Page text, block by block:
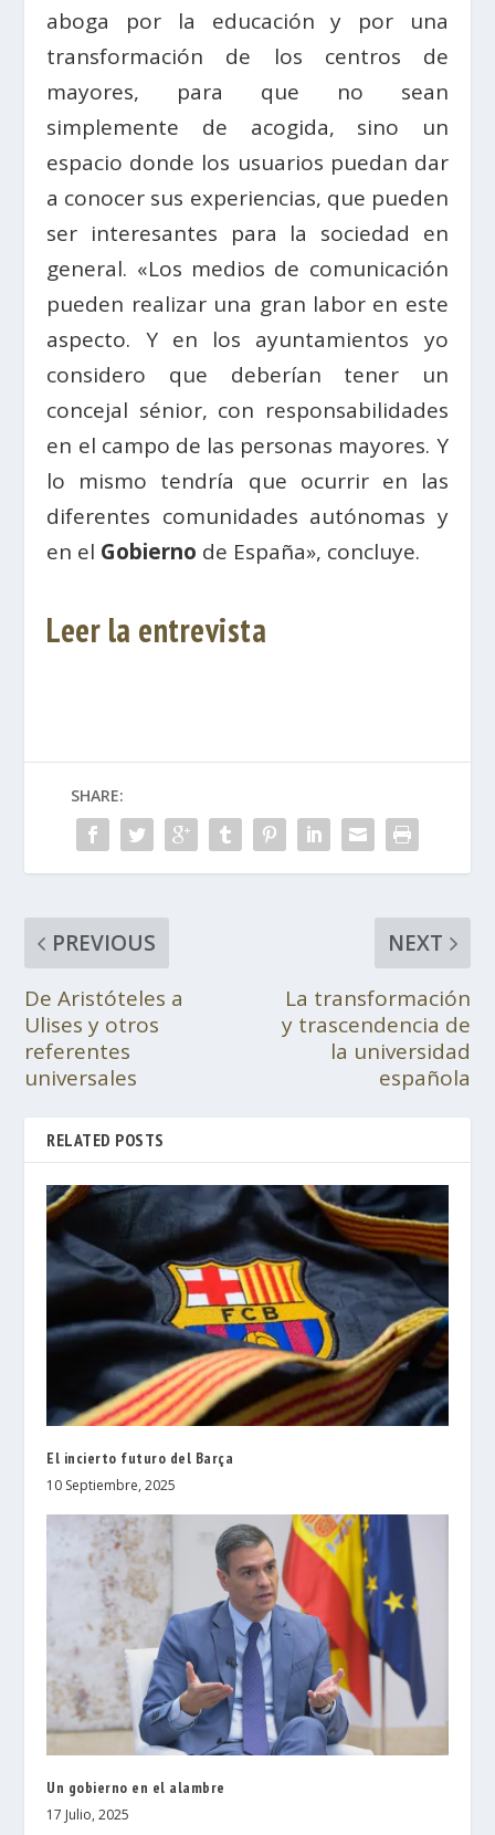
aboga por la educación y por una
transformación de los centros de
mayores, para que no sean
simplemente de acogida, sino un
espacio donde los usuarios puedan dar
a conocer sus experiencias, que pueden
ser interesantes para la sociedad en
general. «Los medios de comunicación
pueden realizar una gran labor en este
aspecto. Y en los ayuntamientos yo
considero que deberían tener un
concejal sénior, con responsabilidades
en el campo de las personas mayores. Y
lo mismo tendría que ocurrir en las
diferentes comunidades autónomas y
en el Gobierno de España», concluye.
Leer la entrevista
SHARE:
PREVIOUS
De Aristóteles a
Ulises y otros
referentes
universales
NEXT
La transformación
y trascendencia de
la universidad
española
RELATED POSTS
El incierto futuro del Barça
10 Septiembre, 2025
Un gobierno en el alambre
17 Julio, 2025